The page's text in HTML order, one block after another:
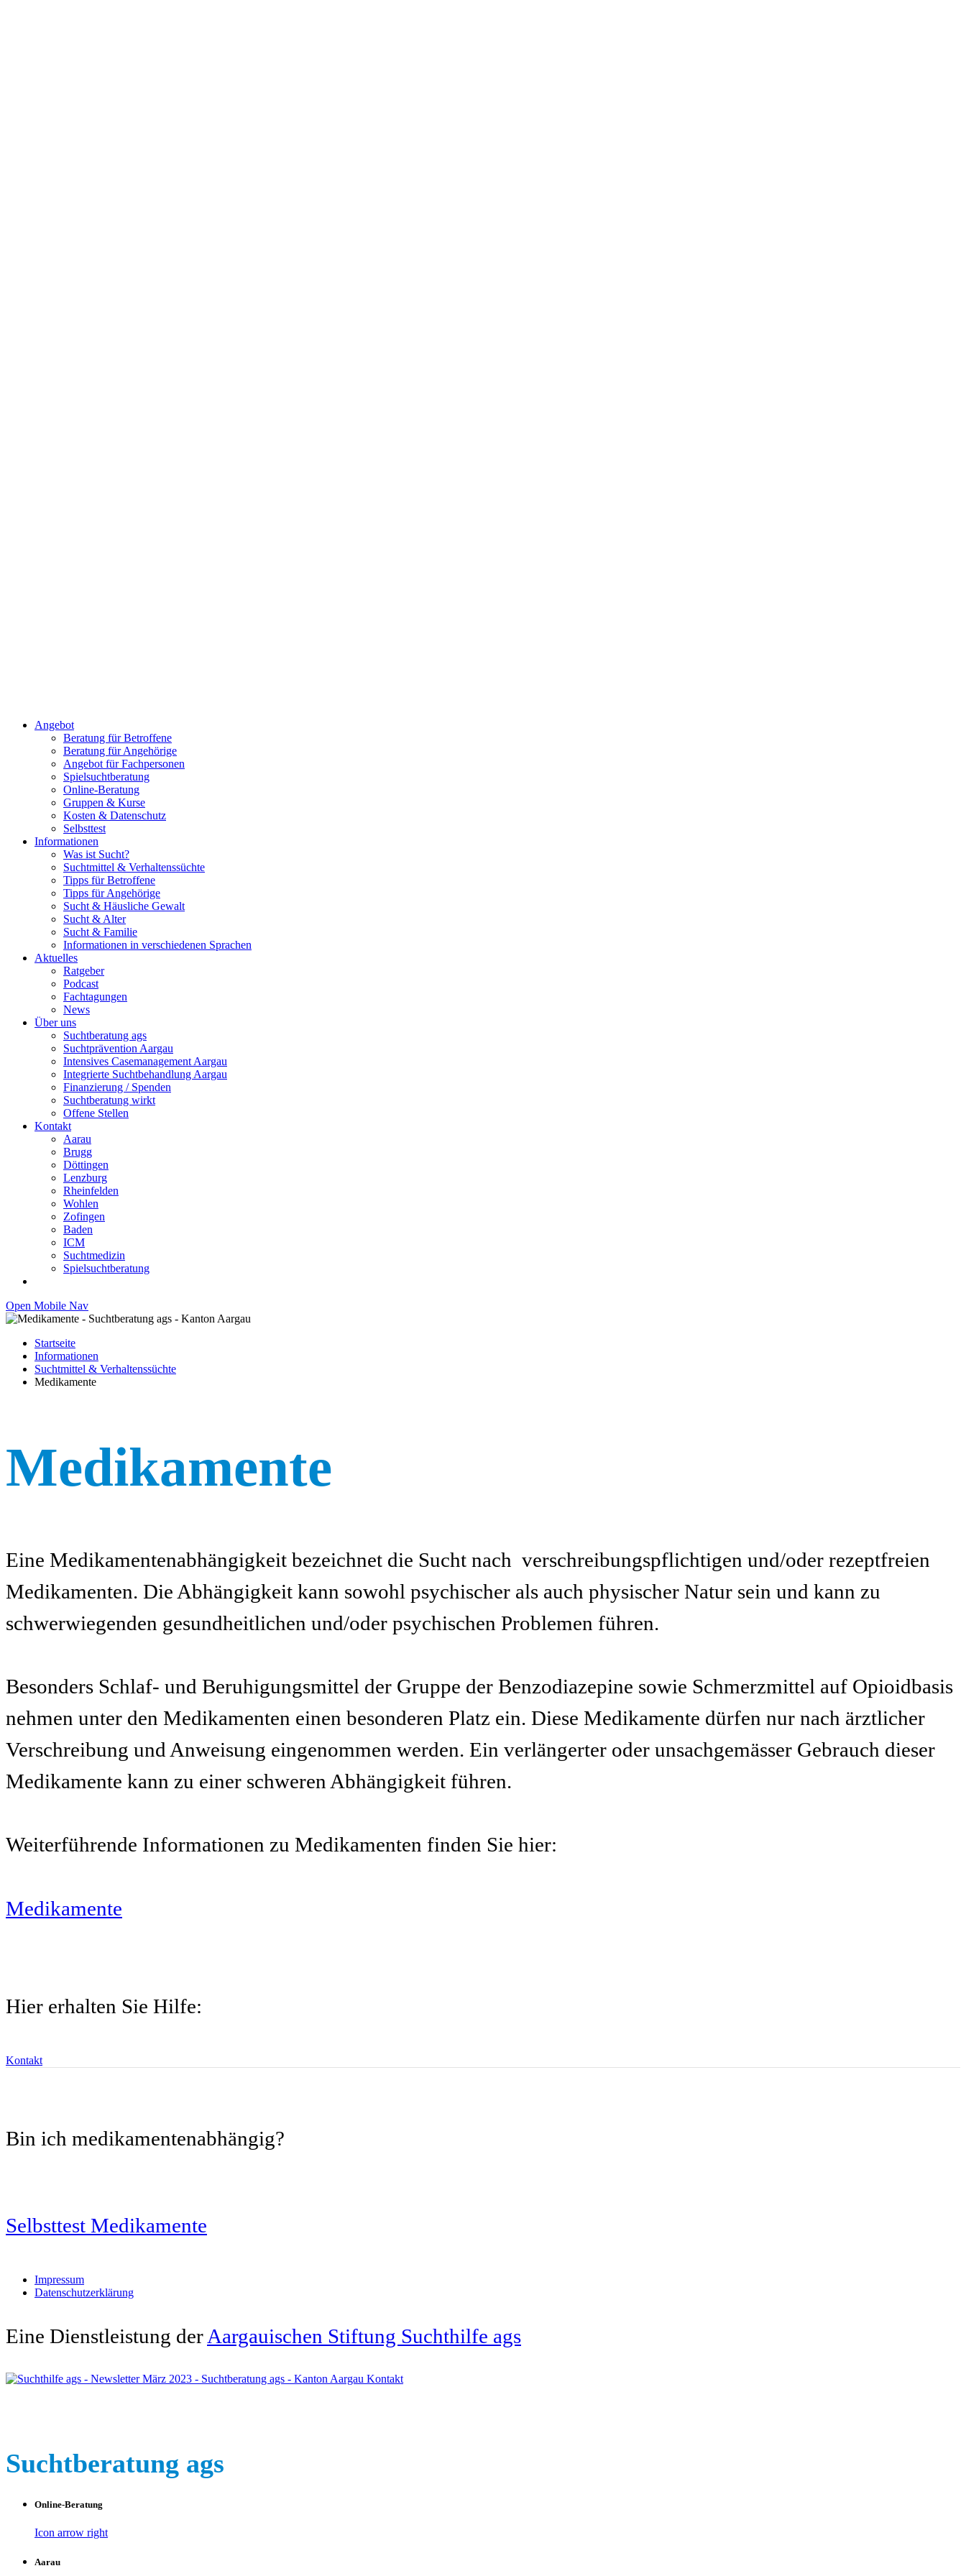
Angebot
Beratung für Betroffene
Beratung für Angehörige
Angebot für Fachpersonen
Spielsuchtberatung
Online-Beratung
Gruppen & Kurse
Kosten & Datenschutz
Selbsttest
Informationen
Was ist Sucht?
Suchtmittel & Verhaltenssüchte
Tipps für Betroffene
Tipps für Angehörige
Sucht & Häusliche Gewalt
Sucht & Alter
Sucht & Familie
Informationen in verschiedenen Sprachen
Aktuelles
Ratgeber
Podcast
Fachtagungen
News
Über uns
Suchtberatung ags
Suchtprävention Aargau
Intensives Casemanagement Aargau
Integrierte Suchtbehandlung Aargau
Finanzierung / Spenden
Suchtberatung wirkt
Offene Stellen
Kontakt
Aarau
Brugg
Döttingen
Lenzburg
Rheinfelden
Wohlen
Zofingen
Baden
ICM
Suchtmedizin
Spielsuchtberatung
Open Mobile Nav
Startseite
Informationen
Suchtmittel & Verhaltenssüchte
Medikamente
Medikamente
Eine Medikamentenabhängigkeit bezeichnet die Sucht nach verschreibungspflichtigen und/oder rezeptfreien
Medikamenten. Die Abhängigkeit kann sowohl psychischer als auch physischer Natur sein und kann zu
schwerwiegenden gesundheitlichen und/oder psychischen Problemen führen.
Besonders Schlaf- und Beruhigungsmittel der Gruppe der Benzodiazepine sowie Schmerzmittel auf Opioidbasis
nehmen unter den Medikamenten einen besonderen Platz ein. Diese Medikamente dürfen nur nach ärztlicher
Verschreibung und Anweisung eingenommen werden. Ein verlängerter oder unsachgemässer Gebrauch dieser
Medikamente kann zu einer schweren Abhängigkeit führen.
Weiterführende Informationen zu Medikamenten finden Sie hier:
Medikamente
Hier erhalten Sie Hilfe:
Kontakt
Bin ich medikamentenabhängig?
Selbsttest Medikamente
Impressum
Datenschutzerklärung
Eine Dienstleistung der Aargauischen Stiftung Suchthilfe ags
Kontakt
Suchtberatung ags
Online-Beratung
Icon arrow right
Aarau